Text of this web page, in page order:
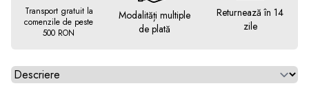
Transport gratuit la
comenzile de peste
500 RON
Modalități multiple
de plată
Returnează în 14
zile
Alegeti tab